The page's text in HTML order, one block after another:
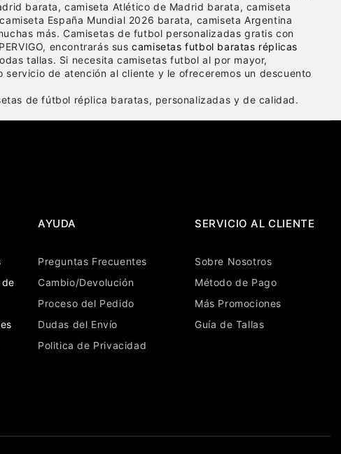
barata, camiseta Atlético de Madrid barata, camiseta
España Mundial 2026 barata, camiseta Argentina
más. Camisetas de futbol personalizadas gratis con
encontrarás suscamisetas futbol baratas réplicas
tallas. Si necesita camisetas futbol al por mayor,
servicio de atención al cliente y le ofreceremos un descuento
de fútbol réplica baratas, personalizadas y de calidad.
AYUDA
Preguntas Frecuentes
Cambio/Devolución
Proceso del Pedido
Dudas del Envío
Politica de Privacidad
SERVICIO AL CLIENTE
Sobre Nosotros
Método de Pago
Más Promociones
Guía de Tallas